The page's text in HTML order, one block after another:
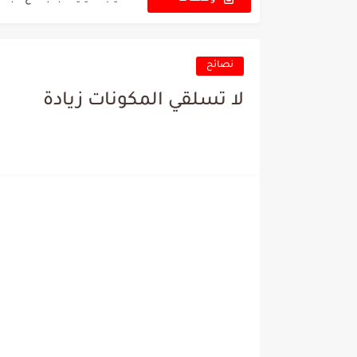
كباب باذنجان مشوي في
نصائح
لا تسلقي المكونات زيادة